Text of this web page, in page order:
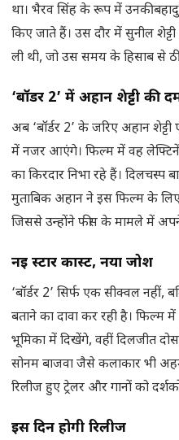
था। भैरव सिंह के रूप में उनकी
किए जाते हैं। उस दौर में सुनील
ली थी, जो उस समय के हिसाब से
‘बॉर्डर 2’ में अहान शेट्टी की
अब ‘बॉर्डर 2’ के जरिए अहान
में नजर आएंगे। फिल्म में वह
का किरदार निभा रहे हैं। दिलचस्प
मुताबिक अहान ने इस फिल्म के
जिससे उन्होंने फीस के मामले में अपने
नई स्टार कास्ट, नया जोश
‘बॉर्डर 2’ सिर्फ एक सीक्वल नहीं,
बताने का दावा कर रही है।
भूमिका में दिखेंगे, वहीं दिलजीत
सोनम बाजवा जैसे कलाकार भी
रिलीज हुए ट्रेलर और गानों को
इस दिन होगी रिलीज